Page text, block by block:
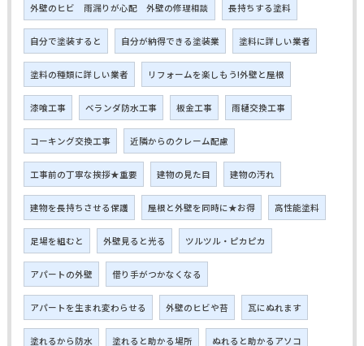
外壁のヒビ 雨漏りが心配 外壁の修理相談 長持ちする塗料
自分で塗装すると 自分が納得できる塗装業 塗料に詳しい業者
塗料の種類に詳しい業者 リフォームを楽しもう!外壁と屋根
漆喰工事 ベランダ防水工事 板金工事 雨樋交換工事
コーキング交換工事 近隣からのクレーム配慮
工事前の丁寧な挨拶★重要 建物の見た目 建物の汚れ
建物を長持ちさせる保護 屋根と外壁を同時に★お得 高性能塗料
足場を組むと 外壁見ると光る ツルツル・ピカピカ
アパートの外壁 借り手がつかなくなる
アパートを生まれ変わらせる 外壁のヒビや苔 瓦にぬれます
塗れるから防水 塗れると助かる場所 ぬれると助かるアソコ